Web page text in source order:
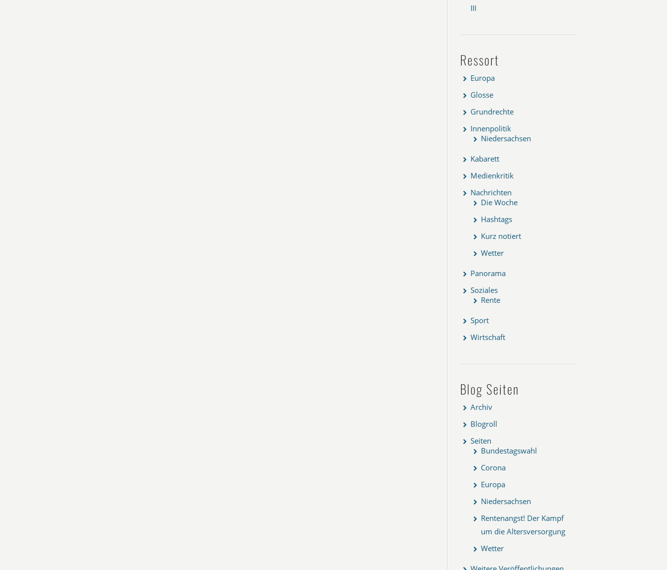
III
Ressort
Europa
Glosse
Grundrechte
Innenpolitik
Niedersachsen
Kabarett
Medienkritik
Nachrichten
Die Woche
Hashtags
Kurz notiert
Wetter
Panorama
Soziales
Rente
Sport
Wirtschaft
Blog Seiten
Archiv
Blogroll
Seiten
Bundestagswahl
Corona
Europa
Niedersachsen
Rentenangst! Der Kampf
um die Altersversorgung
Wetter